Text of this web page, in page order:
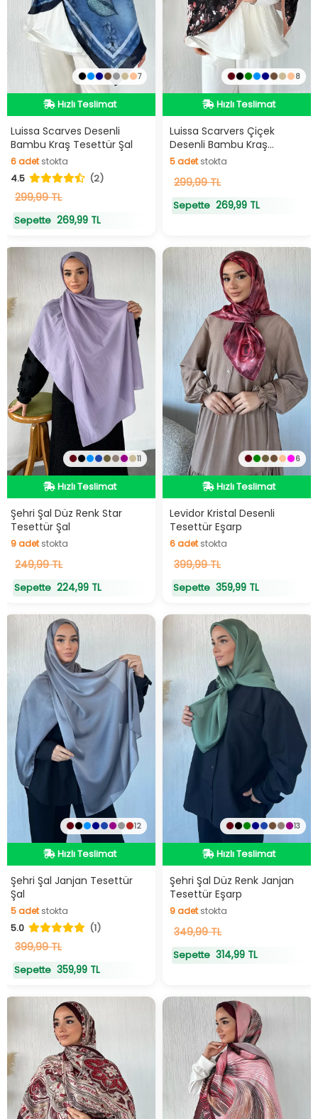
7
Hızlı Teslimat
Hızlı Teslimat
Luissa Scarves Desenli
Bambu Kraş Tesettür Şal
6adetstokta
6adetstokta
4.5 (2)
299,99 TL
Sepette 269,99 TL
8
Hızlı Teslimat
Hızlı Teslimat
Luissa Scarvers Çiçek
Desenli Bambu Kraş
Tesettür Şal
5adetstokta
5adetstokta
299,99 TL
Sepette 269,99 TL
11
Hızlı Teslimat
Hızlı Teslimat
Şehri Şal Düz Renk Star
Tesettür Şal
9adetstokta
9adetstokta
249,99 TL
Sepette 224,99 TL
6
Hızlı Teslimat
Hızlı Teslimat
Levidor Kristal Desenli
Tesettür Eşarp
6adetstokta
6adetstokta
399,99 TL
Sepette 359,99 TL
12
Hızlı Teslimat
Hızlı Teslimat
Şehri Şal Janjan Tesettür
Şal
5adetstokta
5adetstokta
5.0 (1)
399,99 TL
Sepette 359,99 TL
13
Hızlı Teslimat
Hızlı Teslimat
Şehri Şal Düz Renk Janjan
Tesettür Eşarp
9adetstokta
9adetstokta
349,99 TL
Sepette 314,99 TL